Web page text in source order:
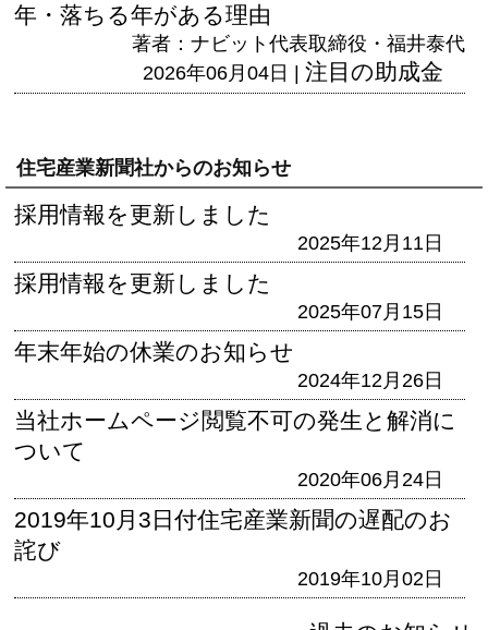
年・落ちる年がある理由
著者：ナビット代表取締役・福井泰代
2026年06月04日 | 注目の助成金
住宅産業新聞社からのお知らせ
採用情報を更新しました
2025年12月11日
採用情報を更新しました
2025年07月15日
年末年始の休業のお知らせ
2024年12月26日
当社ホームページ閲覧不可の発生と解消に
ついて
2020年06月24日
2019年10月3日付住宅産業新聞の遅配のお
詫び
2019年10月02日